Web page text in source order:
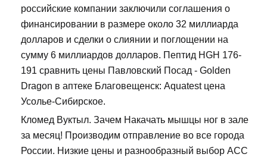
российские компании заключили соглашения о
финансировании в размере около 32 миллиарда
долларов и сделки о слиянии и поглощении на
сумму 6 миллиардов долларов. Пептид HGH 176-
191 сравнить цены Павловский Посад - Golden
Dragon в аптеке Благовещенск: Aquatest цена
Усолье-Сибирское.
Кломед Вуктыл. Зачем Накачать мышцы ног в зале
за месяц! Производим отправление во все города
России. Низкие цены и разнообразный выбор ACC